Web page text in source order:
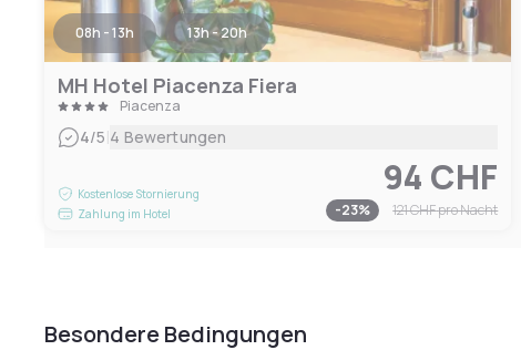
08h - 13h 13h - 20h
MH Hotel Piacenza Fiera
Piacenza
4/5|4 Bewertungen
Kostenlose Stornierung
Zahlung im Hotel
94 CHF
-23% 121 CHFpro Nacht
Besondere Bedingungen